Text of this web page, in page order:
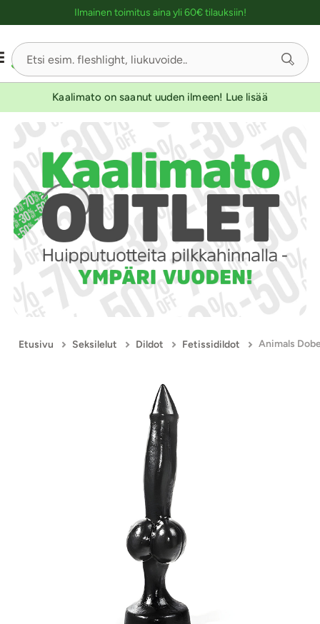
Ilmainen toimitus aina yli 60€ tilauksiin!
Kaalimato on saanut uuden ilmeen! Lue lisää
Etusivu Seksilelut Dildot Fetissidildot Animals